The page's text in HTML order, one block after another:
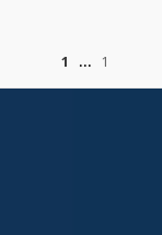
1
1